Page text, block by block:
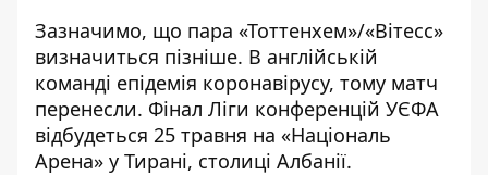
Зазначимо, що пара «Тоттенхем»/«Вітесс»
визначиться пізніше. В англійській
команді епідемія коронавірусу, тому матч
перенесли. Фінал Ліги конференцій УЄФА
відбудеться 25 травня на «Національ
Арена» у Тирані, столиці Албанії.